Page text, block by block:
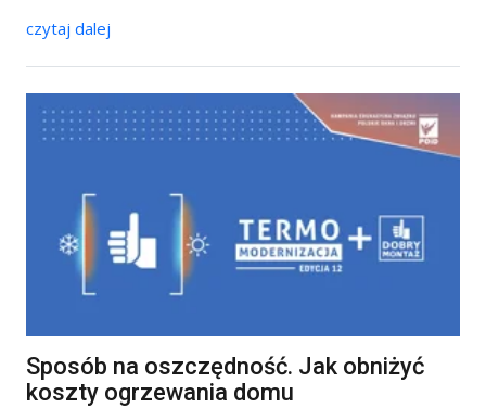
czytaj dalej
Sposób na oszczędność. Jak obniżyć
koszty ogrzewania domu